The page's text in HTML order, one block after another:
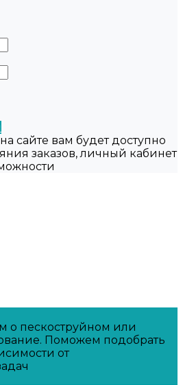
сайте вам будет доступно
заказов, личный кабинет
о пескоструйном или
Поможем подобрать
от